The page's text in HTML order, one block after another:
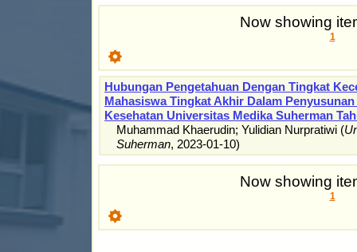
Now showing
1
Hubungan Pengetahuan Dengan Tingkat
Mahasiswa Tingkat Akhir Dalam
Kesehatan Universitas Medika Suherman
Muhammad Khaerudin; Yulidian Nurpratiwi (
Suherman, 2023-01-10)
Now showing
1